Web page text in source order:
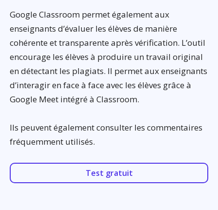
Google Classroom permet également aux
enseignants d’évaluer les élèves de manière
cohérente et transparente après vérification. L’outil
encourage les élèves à produire un travail original
en détectant les plagiats. Il permet aux enseignants
d’interagir en face à face avec les élèves grâce à
Google Meet intégré à Classroom.
Ils peuvent également consulter les commentaires
fréquemment utilisés.
Test gratuit